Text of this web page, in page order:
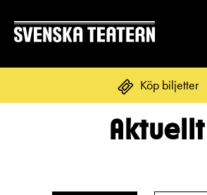
Köp biljetter
Svenska
Aktuellt